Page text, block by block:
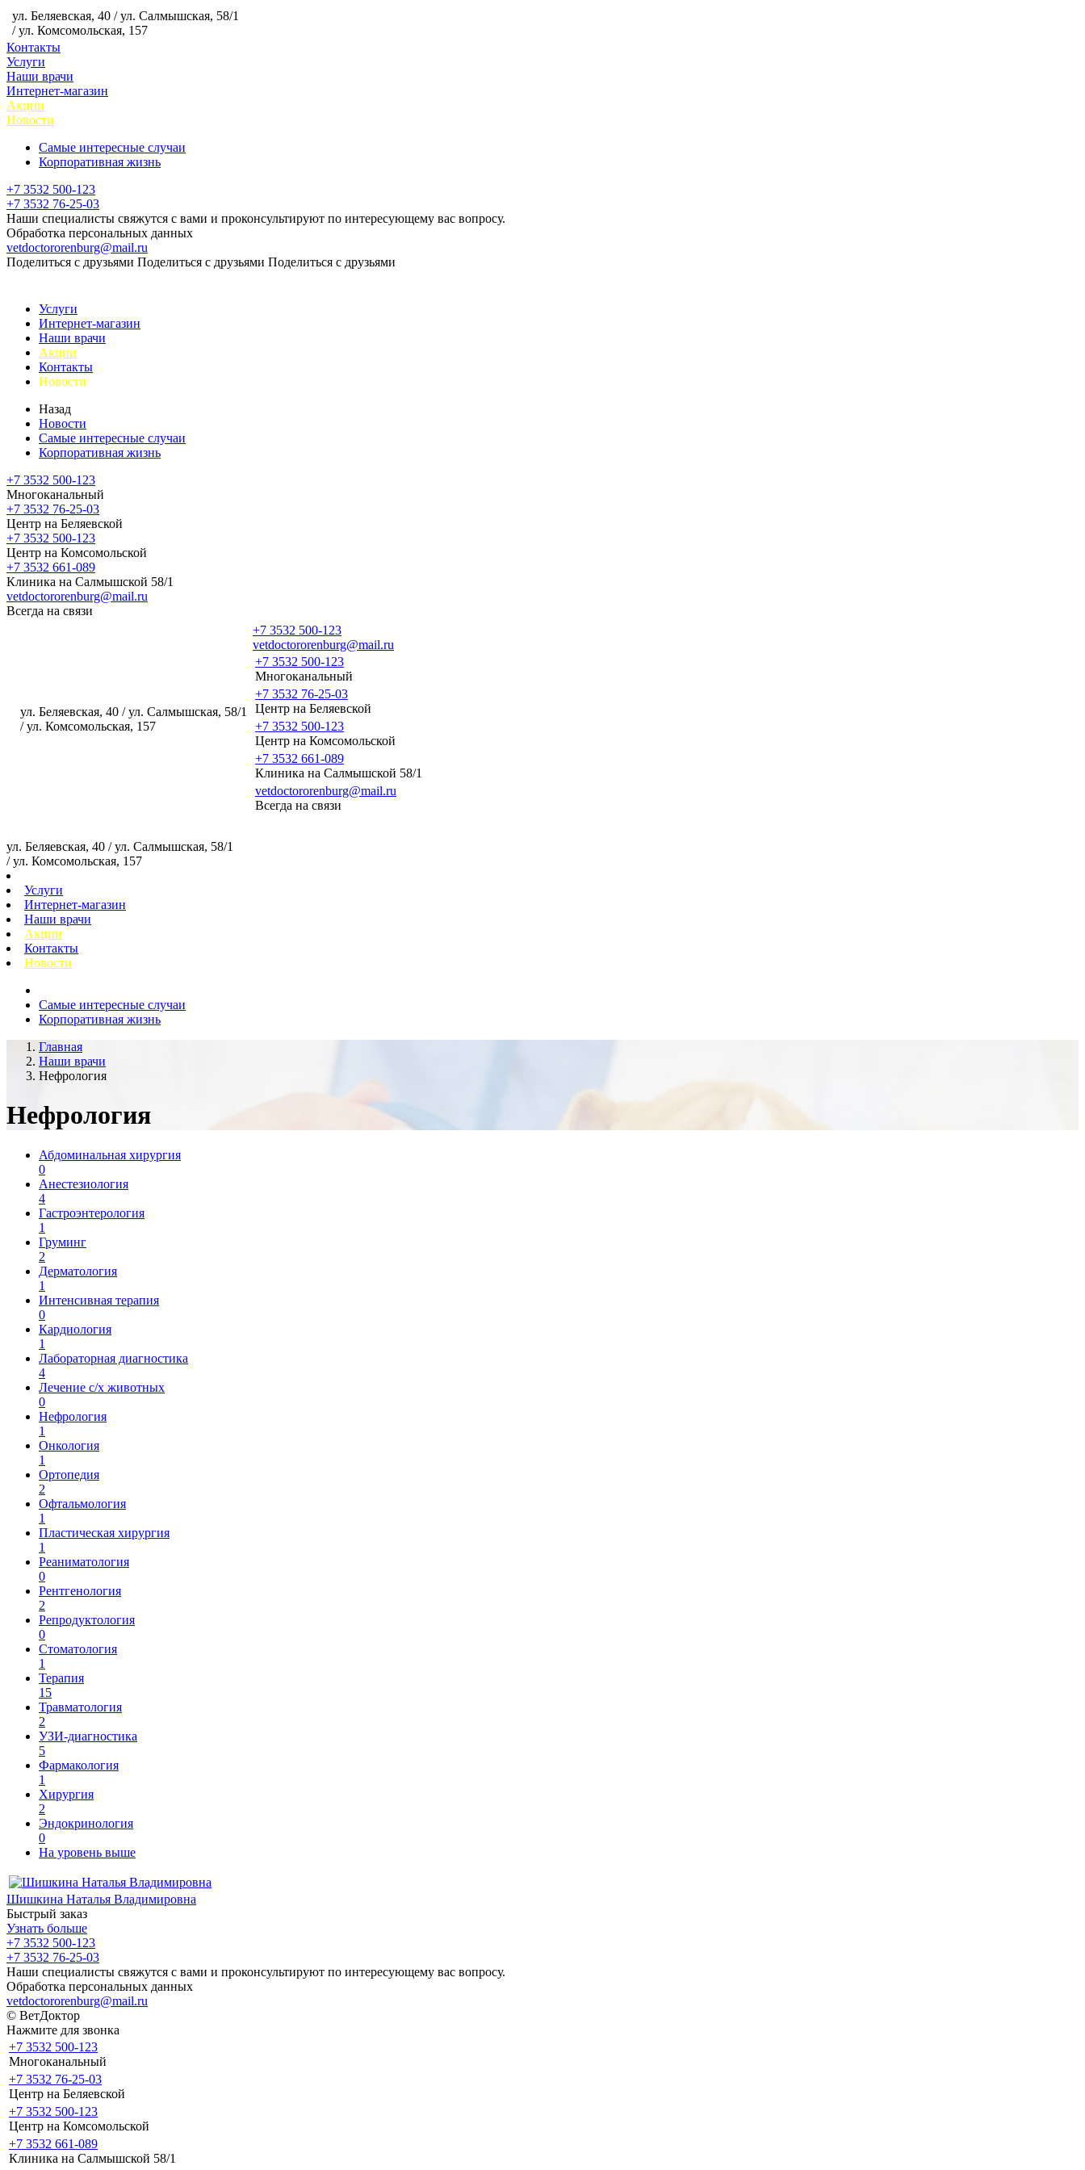
ул. Беляевская, 40 / ул. Салмышская, 58/1
/ ул. Комсомольская, 157
Контакты
Услуги
Наши врачи
Интернет-магазин
Акции
Новости
Самые интересные случаи
Корпоративная жизнь
+7 3532 500-123
+7 3532 76-25-03
Наши специалисты свяжутся с вами и проконсультируют по интересующему вас вопросу.
Обработка персональных данных
vetdoctororenburg@mail.ru
Поделиться с друзьями Поделиться с друзьями Поделиться с друзьями
Услуги
Интернет-магазин
Наши врачи
Акции
Контакты
Новости
Назад
Новости
Самые интересные случаи
Корпоративная жизнь
+7 3532 500-123
Многоканальный
+7 3532 76-25-03
Центр на Беляевской
+7 3532 500-123
Центр на Комсомольской
+7 3532 661-089
Клиника на Салмышской 58/1
vetdoctororenburg@mail.ru
Всегда на связи
ул. Беляевская, 40 / ул. Салмышская, 58/1
/ ул. Комсомольская, 157
+7 3532 500-123
vetdoctororenburg@mail.ru
+7 3532 500-123
Многоканальный
+7 3532 76-25-03
Центр на Беляевской
+7 3532 500-123
Центр на Комсомольской
+7 3532 661-089
Клиника на Салмышской 58/1
vetdoctororenburg@mail.ru
Всегда на связи
ул. Беляевская, 40 / ул. Салмышская, 58/1
/ ул. Комсомольская, 157
Услуги
Интернет-магазин
Наши врачи
Акции
Контакты
Новости
Самые интересные случаи
Корпоративная жизнь
Главная
Наши врачи
Нефрология
Нефрология
Абдоминальная хирургия
0
Анестезиология
4
Гастроэнтерология
1
Груминг
2
Дерматология
1
Интенсивная терапия
0
Кардиология
1
Лабораторная диагностика
4
Лечение с/х животных
0
Нефрология
1
Онкология
1
Ортопедия
2
Офтальмология
1
Пластическая хирургия
1
Реаниматология
0
Рентгенология
2
Репродуктология
0
Стоматология
1
Терапия
15
Травматология
2
УЗИ-диагностика
5
Фармакология
1
Хирургия
2
Эндокринология
0
На уровень выше
Шишкина Наталья Владимировна
Быстрый заказ
Узнать больше
+7 3532 500-123
+7 3532 76-25-03
Наши специалисты свяжутся с вами и проконсультируют по интересующему вас вопросу.
Обработка персональных данных
vetdoctororenburg@mail.ru
© ВетДоктор
Нажмите для звонка
+7 3532 500-123
Многоканальный
+7 3532 76-25-03
Центр на Беляевской
+7 3532 500-123
Центр на Комсомольской
+7 3532 661-089
Клиника на Салмышской 58/1